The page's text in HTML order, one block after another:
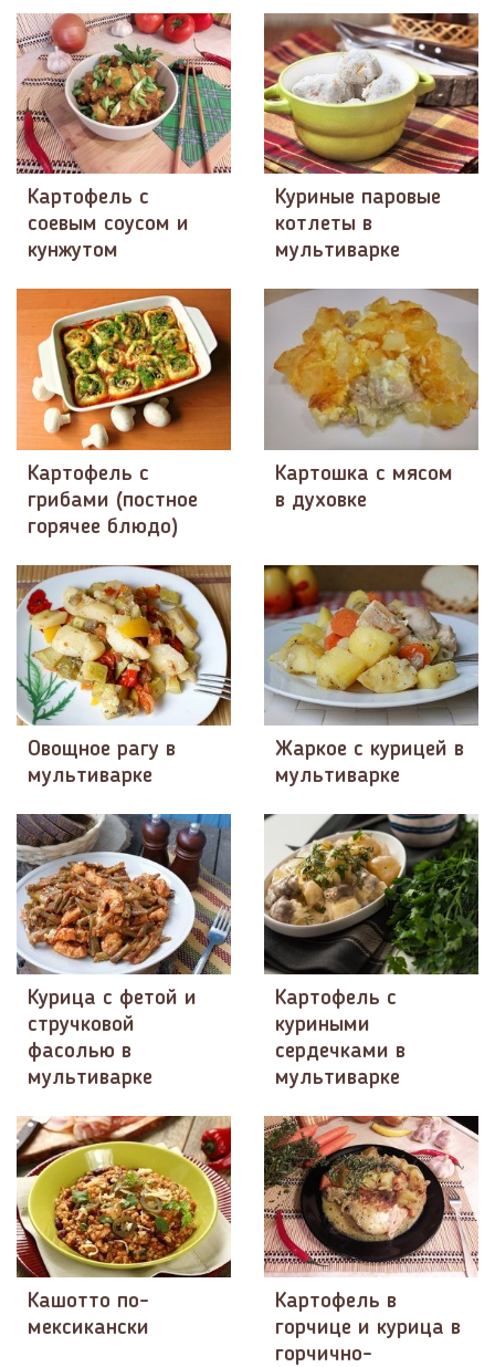
Картофель с
соевым соусом и
кунжутом
Куриные паровые
котлеты в
мультиварке
Картофель с
грибами (постное
горячее блюдо)
Картошка с мясом
в духовке
Овощное рагу в
мультиварке
Жаркое с курицей в
мультиварке
Курица с фетой и
стручковой
фасолью в
мультиварке
Картофель с
куриными
сердечками в
мультиварке
Кашотто по-
мексикански
Картофель в
горчице и курица в
горчично-